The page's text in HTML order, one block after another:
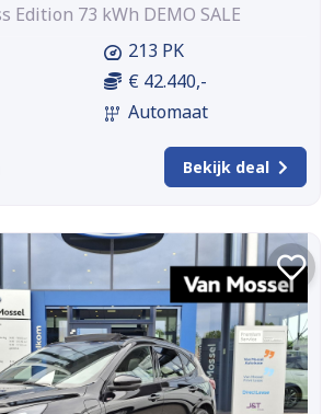
Edition 73 kWh DEMO SALE
213 PK
€ 42.440,-
Automaat
Bekijk deal